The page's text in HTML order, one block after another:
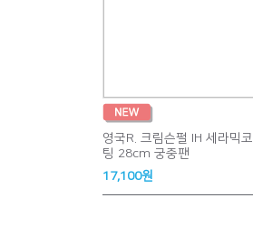
영국R. 크림슨펄 IH 세라믹코
팅 28cm 궁중팬
17,100원